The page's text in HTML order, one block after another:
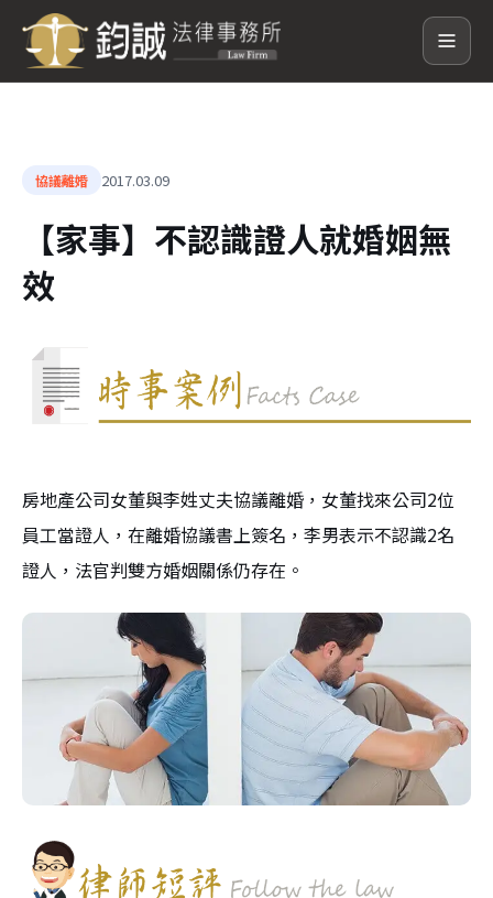
協議離婚 2017.03.09
【家事】不認識證人就婚姻無
效
房地產公司女董與李姓丈夫協議離婚，女董找來公司2位
員工當證人，在離婚協議書上簽名，李男表示不認識2名
證人，法官判雙方婚姻關係仍存在。